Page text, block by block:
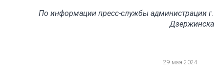
По информации пресс-службы администрации г.
Дзержинска
29 мая 2024